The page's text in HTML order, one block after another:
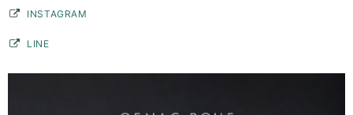
大変嬉しく思います。お手元のリングは目に入るのでテン
INSTAGRAM
LINE